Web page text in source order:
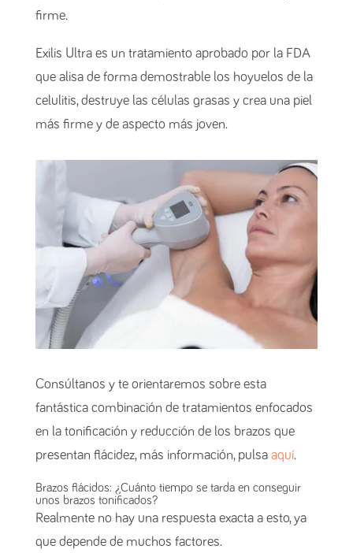
firme.
Exilis Ultra es un tratamiento aprobado por la FDA
que alisa de forma demostrable los hoyuelos de la
celulitis, destruye las células grasas y crea una piel
más firme y de aspecto más joven.
Consúltanos y te orientaremos sobre esta
fantástica combinación de tratamientos enfocados
en la tonificación y reducción de los brazos que
presentan flácidez, más información, pulsa aquí.
Brazos flácidos: ¿Cuánto tiempo se tarda en conseguir
unos brazos tonificados?
Realmente no hay una respuesta exacta a esto, ya
que depende de muchos factores.